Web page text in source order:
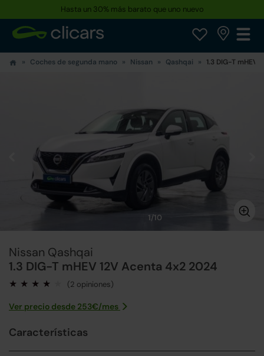
Hasta un 30% más barato que uno nuevo
Coches de segunda mano Nissan Qashqai 1.3 DIG-T mHEV
1/10
Nissan Qashqai
1.3 DIG-T mHEV 12V Acenta 4x2 2024
(2 opiniones)
Ver precio desde 253€/mes
Características